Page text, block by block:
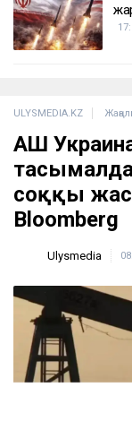
ULYSMEDIA.KZ
АҚШ
соққы
Bloomberg
Ulysmedia